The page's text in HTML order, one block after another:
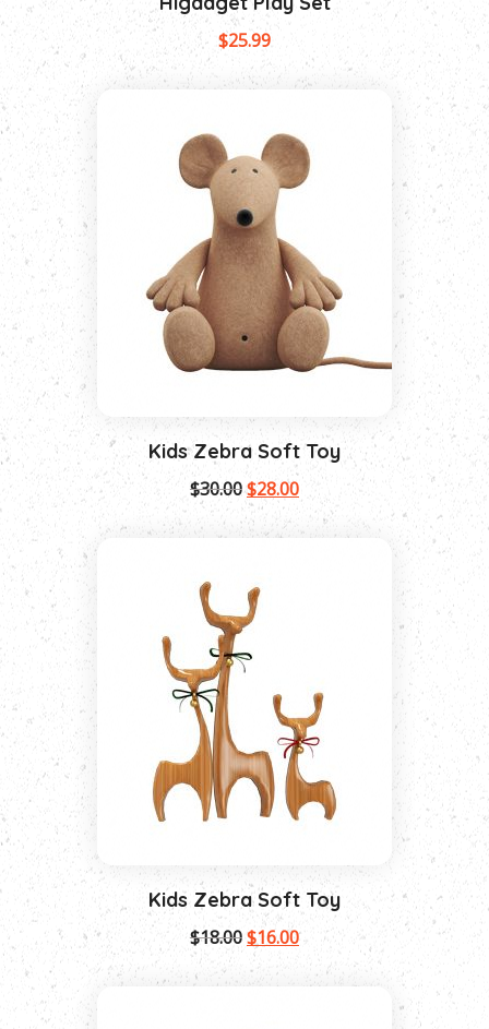
$25.99
Kids Zebra Soft Toy
$30.00$28.00
Kids Zebra Soft Toy
$18.00$16.00